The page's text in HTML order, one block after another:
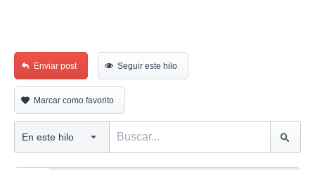
Enviar post Seguir este hilo
Marcar como favorito